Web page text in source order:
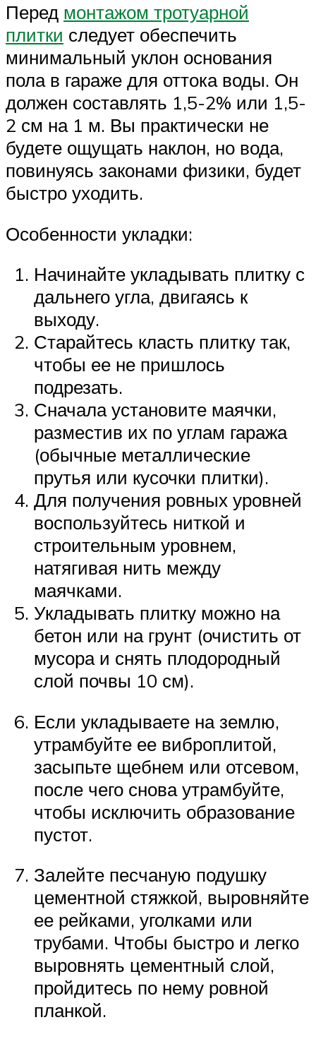
Перед монтажом тротуарной
плитки следует обеспечить
минимальный уклон основания
пола в гараже для оттока воды. Он
должен составлять 1,5-2% или 1,5-
2 см на 1 м. Вы практически не
будете ощущать наклон, но вода,
повинуясь законами физики, будет
быстро уходить.
Особенности укладки:
Начинайте укладывать плитку с
дальнего угла, двигаясь к
выходу.
Старайтесь класть плитку так,
чтобы ее не пришлось
подрезать.
Сначала установите маячки,
разместив их по углам гаража
(обычные металлические
прутья или кусочки плитки).
Для получения ровных уровней
воспользуйтесь ниткой и
строительным уровнем,
натягивая нить между
маячками.
Укладывать плитку можно на
бетон или на грунт (очистить от
мусора и снять плодородный
слой почвы 10 см).
Если укладываете на землю,
утрамбуйте ее виброплитой,
засыпьте щебнем или отсевом,
после чего снова утрамбуйте,
чтобы исключить образование
пустот.
Залейте песчаную подушку
цементной стяжкой, выровняйте
ее рейками, уголками или
трубами. Чтобы быстро и легко
выровнять цементный слой,
пройдитесь по нему ровной
планкой.